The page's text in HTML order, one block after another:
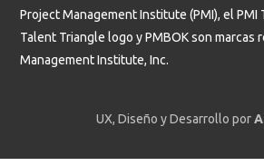
Project Management Institute (PMI), el PMI
Talent Triangle logo y PMBOK son marcas
Management Institute, Inc.
UX, Diseño y Desarrollo por